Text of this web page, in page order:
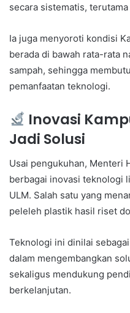
secara sistematis,
Ia juga menyoroti kondisi
berada di bawah rata-rata
sampah, sehingga
pemanfaatan teknologi.
Inovasi
Jadi Solusi
Usai pengukuhan, Menteri
berbagai inovasi teknologi
ULM. Salah satu yang
peleleh plastik hasil riset
Teknologi ini dinilai
dalam mengembangkan
sekaligus mendukung
berkelanjutan.